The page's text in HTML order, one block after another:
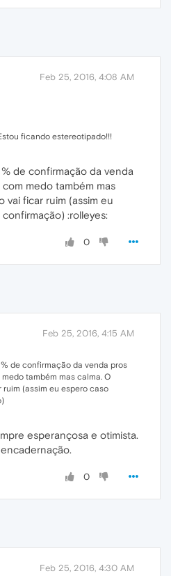
Feb 25, 2016, 4:08 AM
ficando estereotipado!!!
de confirmação da venda
medo também mas
vai ficar ruim (assim eu
:rolleyes:
0
Feb 25, 2016, 4:15 AM
de confirmação da venda pros
também mas calma. O
ruim (assim eu espero caso
esperançosa e otimista.
0
Feb 25, 2016, 4:30 AM